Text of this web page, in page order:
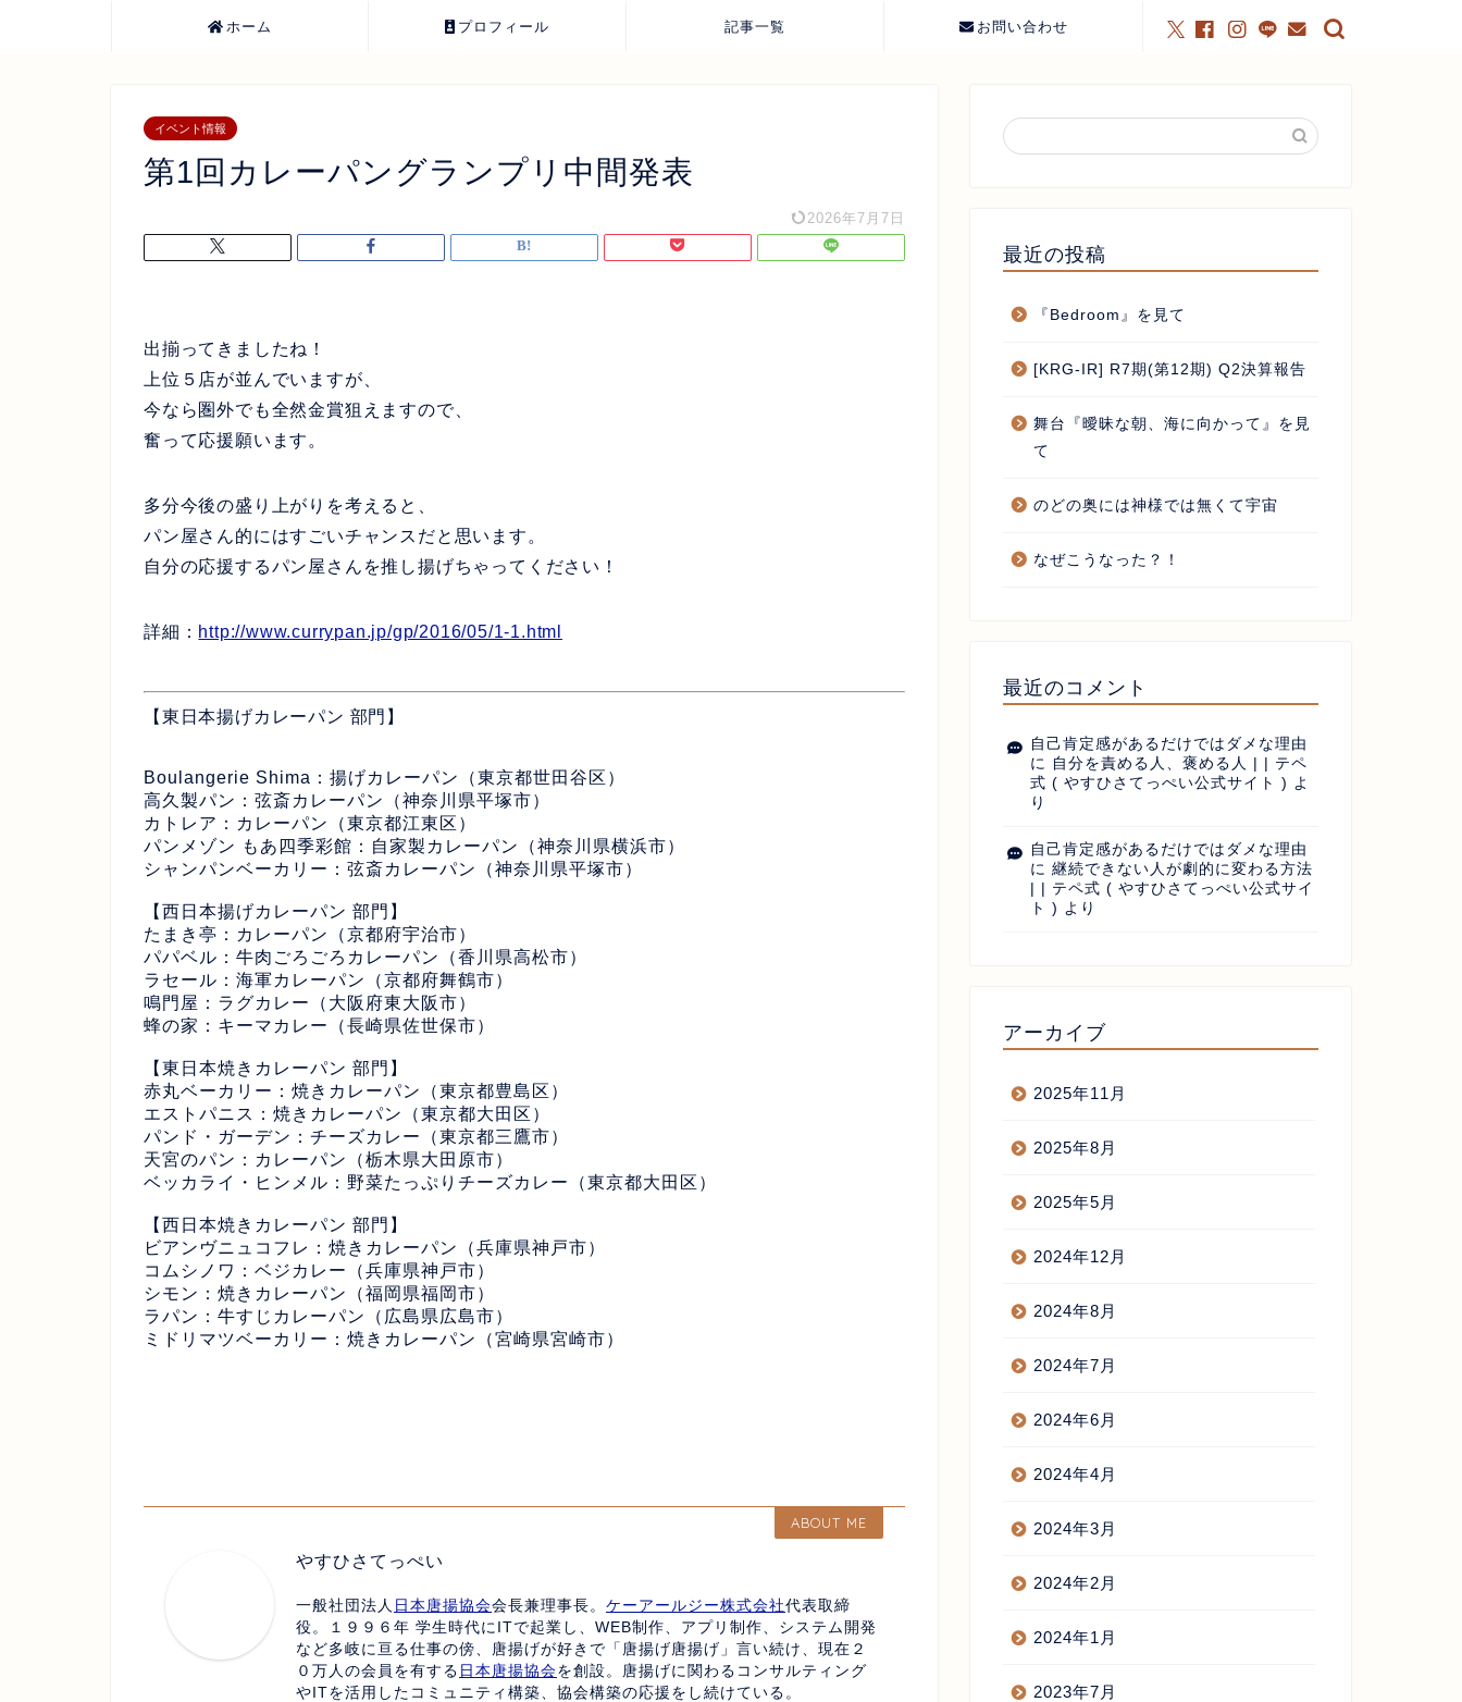
ホーム プロフィール 記事一覧 お問い合わせ
イベント情報
第1回カレーパングランプリ中間発表
2026年7月7日
出揃ってきましたね！
上位５店が並んでいますが、
今なら圏外でも全然金賞狙えますので、
奮って応援願います。
多分今後の盛り上がりを考えると、
パン屋さん的にはすごいチャンスだと思います。
自分の応援するパン屋さんを推し揚げちゃってください！
詳細： http://www.currypan.jp/gp/2016/05/1-1.html
【東日本揚げカレーパン 部門】
Boulangerie Shima：揚げカレーパン（東京都世田谷区）
高久製パン：弦斎カレーパン（神奈川県平塚市）
カトレア：カレーパン（東京都江東区）
パンメゾン もあ四季彩館：自家製カレーパン（神奈川県横浜市）
シャンパンベーカリー：弦斎カレーパン（神奈川県平塚市）
【西日本揚げカレーパン 部門】
たまき亭：カレーパン（京都府宇治市）
パパベル：牛肉ごろごろカレーパン（香川県高松市）
ラセール：海軍カレーパン（京都府舞鶴市）
鳴門屋：ラグカレー（大阪府東大阪市）
蜂の家：キーマカレー（長崎県佐世保市）
【東日本焼きカレーパン 部門】
赤丸ベーカリー：焼きカレーパン（東京都豊島区）
エストパニス：焼きカレーパン（東京都大田区）
パンド・ガーデン：チーズカレー（東京都三鷹市）
天宮のパン：カレーパン（栃木県大田原市）
ベッカライ・ヒンメル：野菜たっぷりチーズカレー（東京都大田区）
【西日本焼きカレーパン 部門】
ビアンヴニュコフレ：焼きカレーパン（兵庫県神戸市）
コムシノワ：ベジカレー（兵庫県神戸市）
シモン：焼きカレーパン（福岡県福岡市）
ラパン：牛すじカレーパン（広島県広島市）
ミドリマツベーカリー：焼きカレーパン（宮崎県宮崎市）
ABOUT ME
やすひさてっぺい
一般社団法人 日本唐揚協会会長兼理事長。 ケーアールジー株式会社代表取締
役。１９９６年 学生時代にITで起業し、WEB制作、アプリ制作、システム開発
など多岐に亘る仕事の傍、唐揚げが好きで「唐揚げ唐揚げ」言い続け、現在２
０万人の会員を有する 日本唐揚協会を創設。唐揚げに関わるコンサルティング
やITを活用したコミュニティ構築、協会構築の応援をし続けている。
最近の投稿
『Bedroom』を見て
[KRG-IR] R7期(第12期) Q2決算報告
舞台『曖昧な朝、海に向かって』を見
て
のどの奥には神様では無くて宇宙
なぜこうなった？！
最近のコメント
自己肯定感があるだけではダメな理由
に 自分を責める人、褒める人 | | テペ
式 ( やすひさてっぺい公式サイト ) よ
り
自己肯定感があるだけではダメな理由
に 継続できない人が劇的に変わる方法
| | テペ式 ( やすひさてっぺい公式サイ
ト ) より
アーカイブ
2025年11月
2025年8月
2025年5月
2024年12月
2024年8月
2024年7月
2024年6月
2024年4月
2024年3月
2024年2月
2024年1月
2023年7月